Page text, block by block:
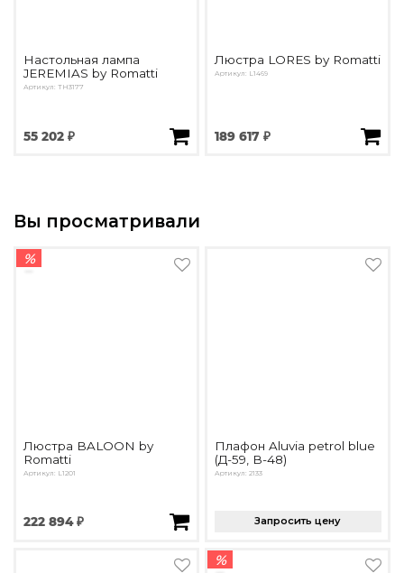
Настольная лампа
JEREMIAS by Romatti
Артикул: TH3177
55 202 ₽
Люстра LORES by Romatti
Артикул: L1469
189 617 ₽
Вы просматривали
%
Люстра BALOON by
Romatti
Артикул: L1201
222 894 ₽
Плафон Aluvia petrol blue
(Д-59, В-48)
Артикул: 2133
Запросить цену
%